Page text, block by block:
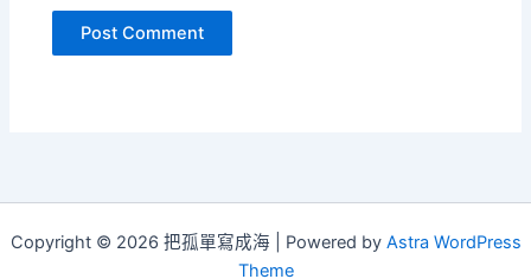
Copyright © 2026 把孤單寫成海 | Powered by Astra WordPress
Theme